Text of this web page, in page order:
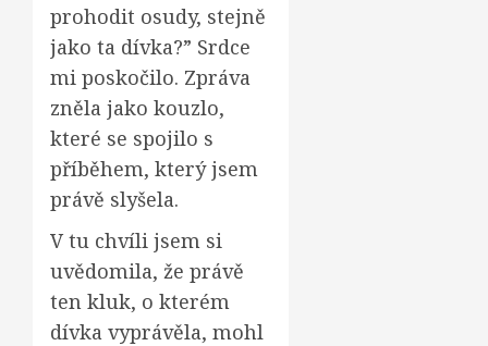
prohodit osudy, stejně
jako ta dívka?” Srdce
mi poskočilo. Zpráva
zněla jako kouzlo,
které se spojilo s
příběhem, který jsem
právě slyšela.
V tu chvíli jsem si
uvědomila, že právě
ten kluk, o kterém
dívka vyprávěla, mohl